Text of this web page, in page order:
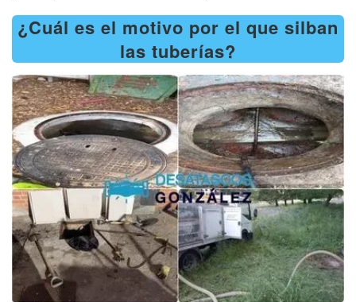
¿Cuál es el motivo por el que silban
las tuberías?